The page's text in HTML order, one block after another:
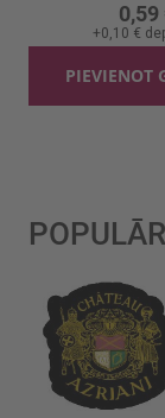
0,59
+0,10 €
PIEVIENOT